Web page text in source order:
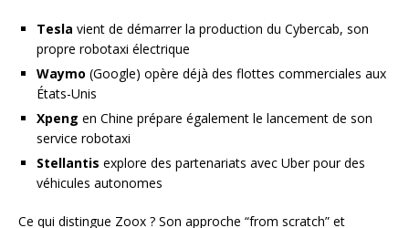
Tesla vient de démarrer la production du Cybercab, son
propre robotaxi électrique
Waymo (Google) opère déjà des flottes commerciales aux
États-Unis
Xpeng en Chine prépare également le lancement de son
service robotaxi
Stellantis explore des partenariats avec Uber pour des
véhicules autonomes
Ce qui distingue Zoox ? Son approche “from scratch” et